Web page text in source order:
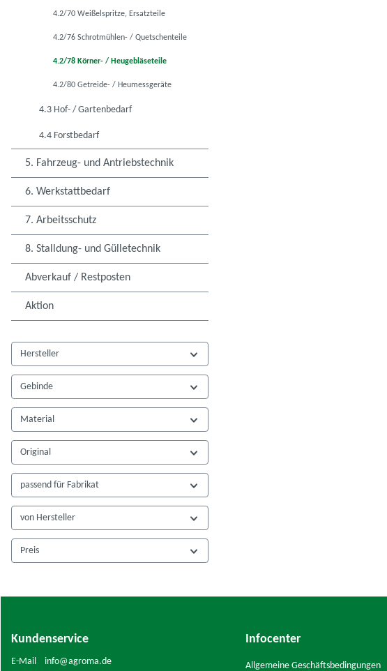
4.2/70 Weißelspritze, Ersatzteile
4.2/76 Schrotmühlen- / Quetschenteile
4.2/78 Körner- / Heugebläseteile
4.2/80 Getreide- / Heumessgeräte
4.3 Hof- / Gartenbedarf
4.4 Forstbedarf
5. Fahrzeug- und Antriebstechnik
6. Werkstattbedarf
7. Arbeitsschutz
8. Stalldung- und Gülletechnik
Abverkauf / Restposten
Aktion
Hersteller
Gebinde
Material
Original
passend für Fabrikat
von Hersteller
Preis
Kundenservice
E-Mail info@agroma.de
Infocenter
Allgemeine Geschäftsbedingungen